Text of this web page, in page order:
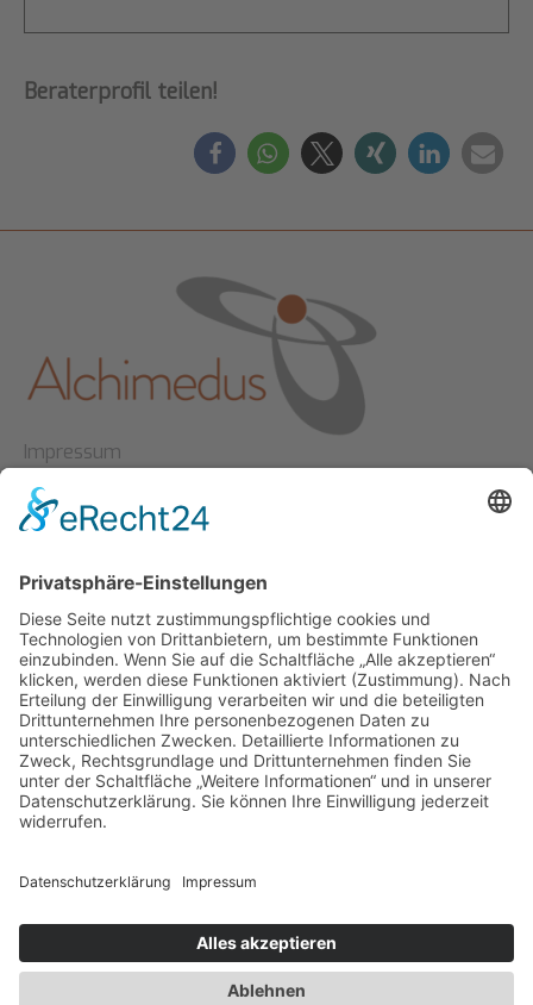
Beraterprofil teilen!
Impressum
Datenschutz
Bildnachweis
Kontakt
Alchimedus Management GmbH
Schlegelstr. 7
90491 Nürnberg
Tel.: +49 – 911 – 95 666 30
Mail: sekretariat@alchimedus.com
Bürozeiten
Montag – Freitag von
09:00 – 13:00 Uhr und